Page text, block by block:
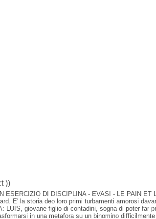
))
ESERCIZIO DI DISCIPLINA - EVASI - LE PAIN
E' la storia deo loro primi turbamenti amorosi
LUIS, giovane figlio di contadini, sogna di poter
in una metafora su un binomino